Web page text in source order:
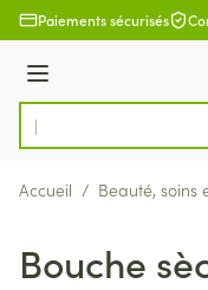
Aller au contenu
Paiements sécurisés
Menu
Rechercher
Accueil / Beauté, soins
Bouche